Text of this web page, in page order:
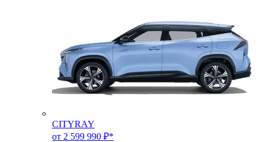
CITYRAY
от 2 599 990 ₽*